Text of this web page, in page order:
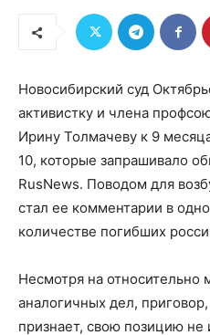
Новосибирский суд
активистку и члена
Ирину Толмачеву к 9
10, которые запрашивало
RusNews. Поводом для
стал ее комментарии в
количестве погибших
Несмотря на относительно
аналогичных дел,
признает, свою позицию не